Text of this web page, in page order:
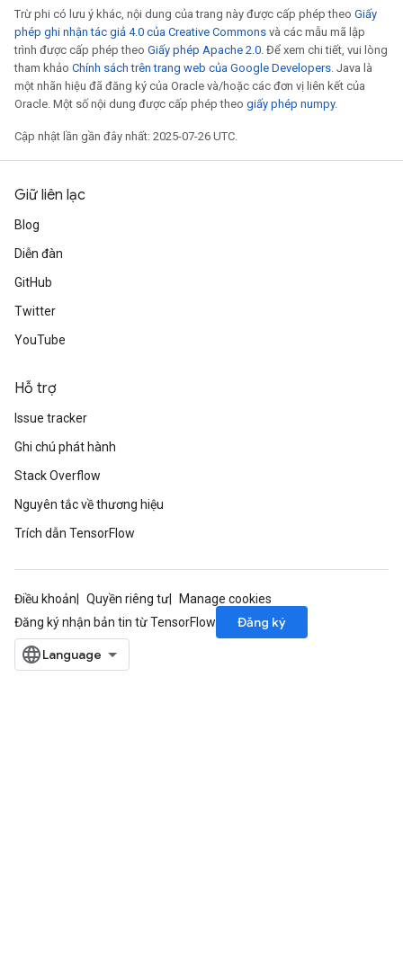
Trừ phi có lưu ý khác, nội dung của trang này được cấp phép theo Giấy
phép ghi nhận tác giả 4.0 của Creative Commons và các mẫu mã lập
trình được cấp phép theo Giấy phép Apache 2.0. Để xem chi tiết, vui lòng
tham khảo Chính sách trên trang web của Google Developers. Java là
một nhãn hiệu đã đăng ký của Oracle và/hoặc các đơn vị liên kết của
Oracle. Một số nội dung được cấp phép theo giấy phép numpy.
Cập nhật lần gần đây nhất: 2025-07-26 UTC.
Giữ liên lạc
Blog
Diễn đàn
GitHub
Twitter
YouTube
Hỗ trợ
Issue tracker
Ghi chú phát hành
Stack Overflow
Nguyên tắc về thương hiệu
Trích dẫn TensorFlow
Điều khoản Quyền riêng tư
Manage cookies
Đăng ký nhận bản tin từ TensorFlow
Đăng ký